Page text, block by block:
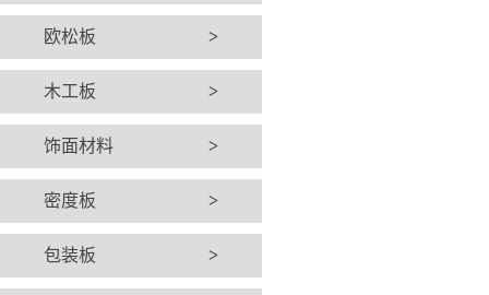
欧松板 >
木工板 >
饰面材料 >
密度板 >
包装板 >